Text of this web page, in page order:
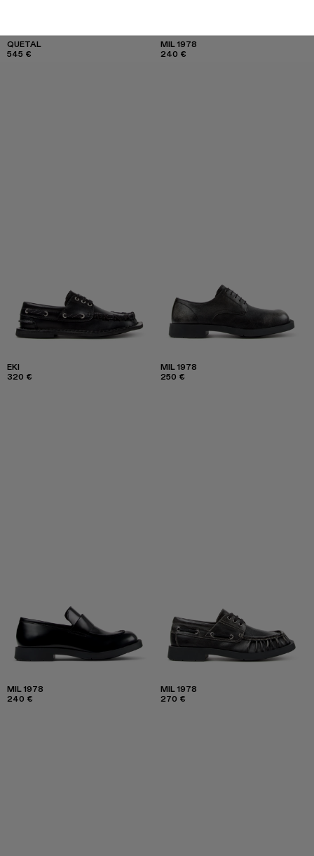
QUETAL
545 €
MIL 1978
240 €
EKI
320 €
MIL 1978
250 €
MIL 1978
240 €
MIL 1978
270 €